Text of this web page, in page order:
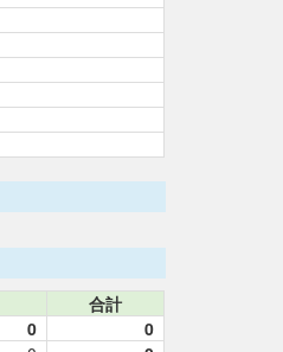
合計
0
0